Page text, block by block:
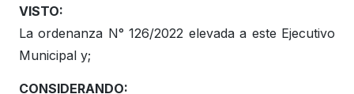
VISTO:
La ordenanza N° 126/2022 elevada a este Ejecutivo
Municipal y;
CONSIDERANDO: